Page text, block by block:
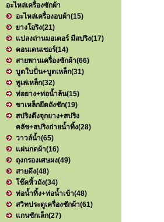
อะไหล่เครื่องซักผ้า
อะไหล่เครื่องอบผ้า(15)
ยางโอริง(21)
แปลงถ่านมอเตอร์ มีสปริง(17)
คอนเดนเซอร์(14)
สายพานเครื่องซักผ้า(66)
บูตใบปั่น+บูตเหล็ก(31)
พูเล่เหล็ก(32)
ท่อยาง+ท่อน้ำล้น(15)
ขาเหล็กยึดถังซัก(19)
สปริงดึงจุกยาง+สปริง
คลัช+สปริงถ่ายน้ำทิ้ง(28)
วาวล์น้ำ(65)
แผ่นกดผ้า(16)
ถุงกรองเศษผง(49)
สายดึง(48)
โช๊คหิ้วถัง(34)
ท่อน้ำทิ้ง+ท่อน้ำเข้า(48)
สวิทประตูเครื่องซักผ้า(61)
แกนซักเล็ก(27)